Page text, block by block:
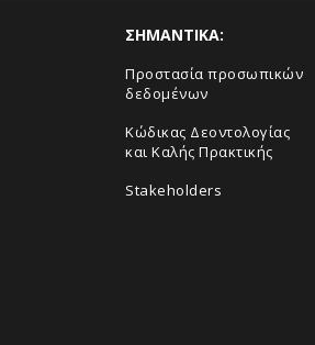
ΣHMANTIKA:
Προστασία προσωπικών
δεδομένων
Κώδικας Δεοντολογίας
και Καλής Πρακτικής
Stakeholders